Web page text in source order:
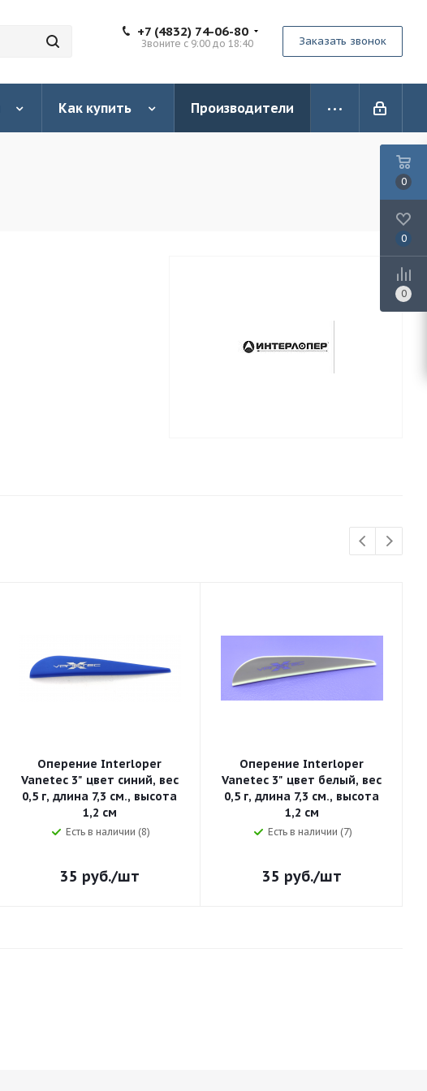
+7 (4832) 74-06-80
Звоните с 9:00 до 18:40 Заказать звонок
Как купить Производители
Оперение Interloper
Vanetec 3" цвет синий, вес
0,5 г, длина 7,3 см., высота
1,2 см
Есть в наличии (8)
35 руб./шт
Оперение Interloper
Vanetec 3" цвет белый, вес
0,5 г, длина 7,3 см., высота
1,2 см
Есть в наличии (7)
35 руб./шт
0
0
0